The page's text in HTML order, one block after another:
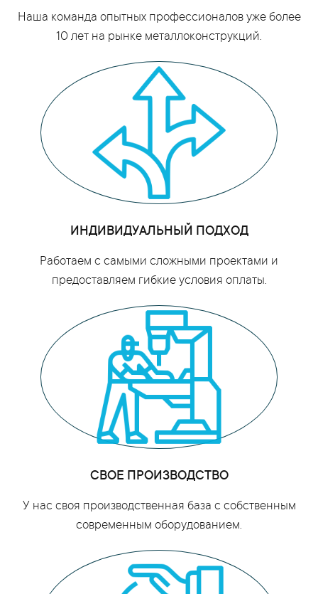
Наша команда опытных профессионалов уже более
10 лет на рынке металлоконструкций.
ИНДИВИДУАЛЬНЫЙ ПОДХОД
Работаем с самыми сложными проектами и
предоставляем гибкие условия оплаты.
СВОЕ ПРОИЗВОДСТВО
У нас своя производственная база с собственным
современным оборудованием.